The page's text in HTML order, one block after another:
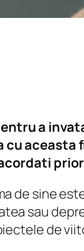
a
cu aceasta
de sine
sau
de